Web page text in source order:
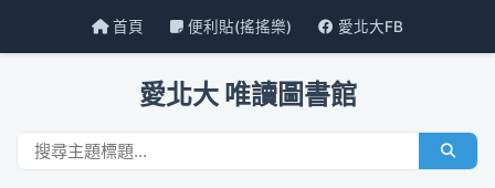
首頁 便利貼(搖搖樂) 愛北大FB
愛北大 唯讀圖書館